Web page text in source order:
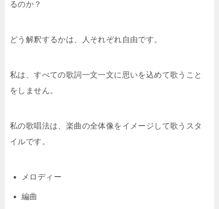
るのか？
どう解釈するかは、人それぞれ自由です。
私は、すべての歌詞一文一文に思いを込めて歌うこと
をしません。
私の歌唱法は、楽曲の全体像をイメージして歌うスタ
イルです。
メロディー
編曲